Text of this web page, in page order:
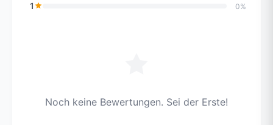
1 0%
Noch keine Bewertungen. Sei der Erste!